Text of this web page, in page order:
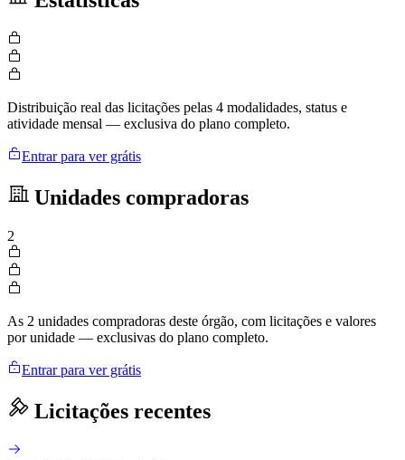
Distribuição real das licitações pelas 4 modalidades, status e
atividade mensal — exclusiva do plano completo.
Entrar para ver grátis
Unidades compradoras
2
As 2 unidades compradoras deste órgão, com licitações e valores
por unidade — exclusivas do plano completo.
Entrar para ver grátis
Licitações recentes